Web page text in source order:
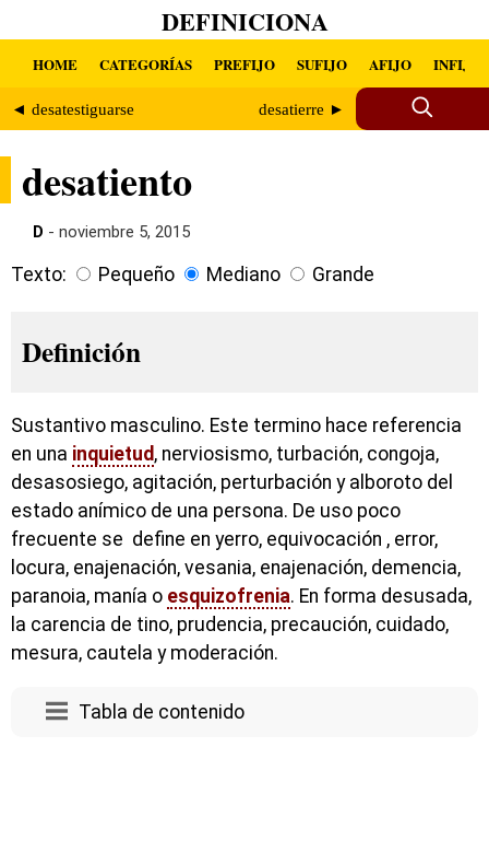
DEFINICIONA
HOME CATEGORÍAS PREFIJO SUFIJO AFIJO INFIJO
◄ desatestiguarse desatierre ►
desatiento
D - noviembre 5, 2015
Texto: Pequeño Mediano Grande
Definición
Sustantivo masculino. Este termino hace referencia
en una inquietud, nerviosismo, turbación, congoja,
desasosiego, agitación, perturbación y alboroto del
estado anímico de una persona. De uso poco
frecuente se define en yerro, equivocación , error,
locura, enajenación, vesania, enajenación, demencia,
paranoia, manía o esquizofrenia. En forma desusada,
la carencia de tino, prudencia, precaución, cuidado,
mesura, cautela y moderación.
Tabla de contenido